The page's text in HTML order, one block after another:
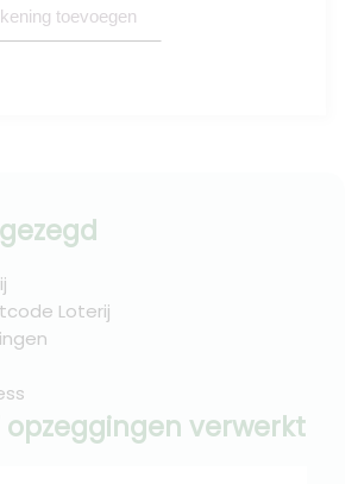
toevoegen
Loterij
opzeggingen verwerkt